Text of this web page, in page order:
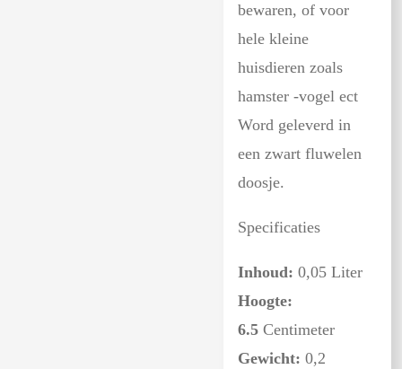
bewaren, of voor
hele kleine
huisdieren zoals
hamster -vogel ect
Word geleverd in
een zwart fluwelen
doosje.
Specificaties
Inhoud: 0,05 Liter
Hoogte:
6.5 Centimeter
Gewicht: 0,2